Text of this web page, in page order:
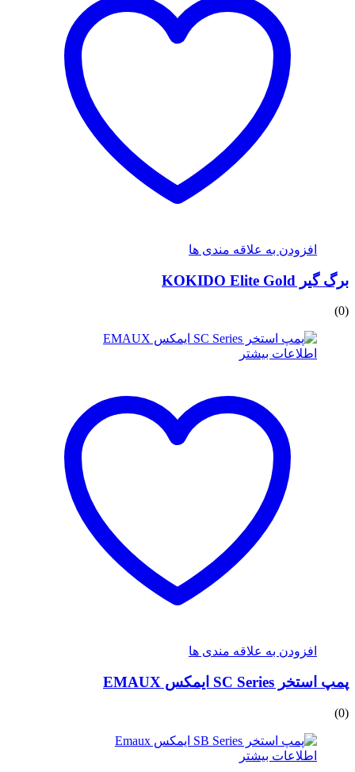
افزودن به علاقه مندی ها
برگ گیر KOKIDO Elite Gold
(0)
اطلاعات بیشتر
افزودن به علاقه مندی ها
پمپ استخر SC Series ایمکس EMAUX
(0)
اطلاعات بیشتر